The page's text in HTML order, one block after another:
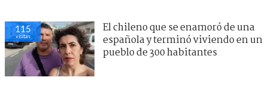
115
visitas
El chileno que se enamoró de una
española y terminó viviendo en un
pueblo de 300 habitantes